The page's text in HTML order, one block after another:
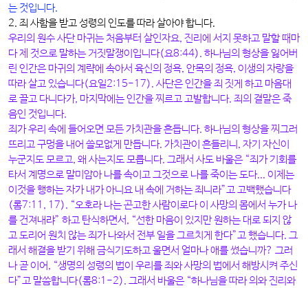
는 것입니다.
2. 죄 사함을 받고 성령의 인도를 따라 살아야 합니다.
우리의 원수 사단 마귀는 처음부터 살인자요, 진리에 서지 못하고 말할 때마
다 제 것으로 말하는 거짓말쟁이입니다(요8:44). 하나님의 형상을 잃어버
린 인간은 마귀의 계략에 속아서 육신의 정욕, 안목의 정욕, 이생의 자랑을
따라 살고 있습니다(요일2:15-17). 사단은 인간을 죄 짓게 하고 마음대
로 끌고 다니다가, 마지막에는 인간을 찌르고 고발합니다. 죄의 결말은 죽
음인 것입니다.
죄가 우리 속에 들어오면 모든 가치관을 흔듭니다. 하나님의 형상을 찌그러
뜨리고 구멍을 내어 쓸모없게 만듭니다. 가치관이 흔들리니, 자기 자신이
누군지도 모르고, 왜 사는지도 모릅니다. 그래서 사도 바울은 “죄가 기회를
타서 계명으로 말미암아 나를 속이고 그것으로 나를 죽이는 도다... 이제는
이것을 행하는 자가 내가 아니요 내 속에 거하는 죄니라”고 고백했습니다
(롬7:11, 17). “오호라 나는 곤고한 사람이로다 이 사망의 몸에서 누가 나
를 건져내랴” 하고 탄식하면서, “선한 마음이 있지만 원하는 대로 되지 않
고 도리어 원치 않는 죄가 나와서 전부 일을 그르치게 한다”고 했습니다. 그
래서 해결을 받기 위해 금식기도하고 울면서 얼마나 애를 썼습니까? 그러
나 곧 이어, “생명의 성령의 법이 우리를 죄와 사망의 법에서 해방시켜 주신
다”고 말씀합니다(롬8:1-2). 그래서 바울은 “하나님을 따라 의와 진리와